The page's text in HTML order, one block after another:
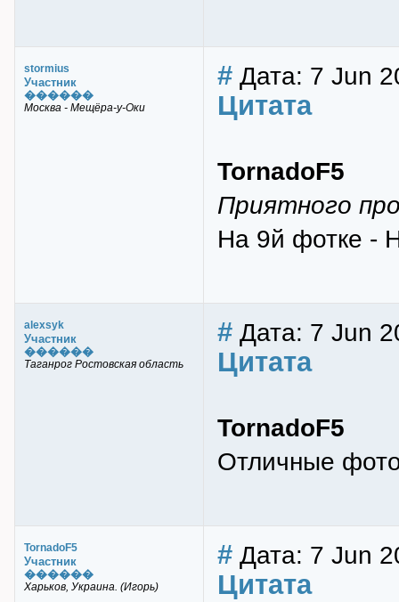
stormius
Участник
������
Москва - Мещёра-у-Оки
# Дата: 7 Jun
Цитата
TornadoF5
Приятного
На 9й фотке -
alexsyk
Участник
������
Таганрог Ростовская область
# Дата: 7 Jun
Цитата
TornadoF5
Отличные
TornadoF5
Участник
������
Харьков, Украина. (Игорь)
# Дата: 7 Jun
Цитата